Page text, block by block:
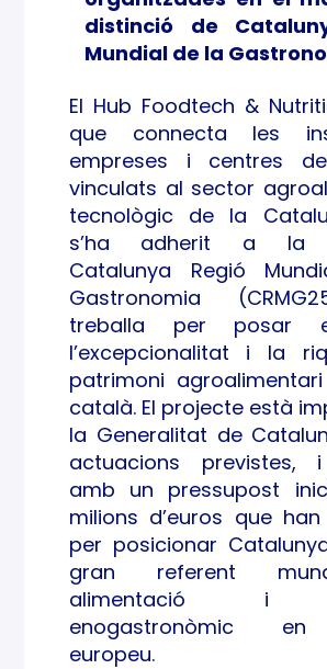
dial
de la
Gast
rono
mia
2025
distinció de
Mundial de la
El Hub Foodtech &
que connecta les
empreses i centres
vinculats al sector
tecnològic de la
s’ha adherit a la
Catalunya Regió
Gastronomia
treballa per posar
l’excepcionalitat i la
patrimoni
català. El projecte està
la Generalitat de
actuacions previstes,
amb un pressupost
milions d’euros que
per posicionar
gran referent
alimentació i
enogastronòmic en
europeu.